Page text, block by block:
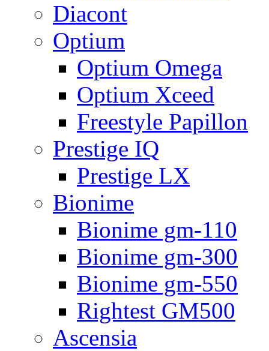
Diacont
Optium
Optium Omega
Optium Xceed
Freestyle Papillon
Prestige IQ
Prestige LX
Bionime
Bionime gm-110
Bionime gm-300
Bionime gm-550
Rightest GM500
Ascensia